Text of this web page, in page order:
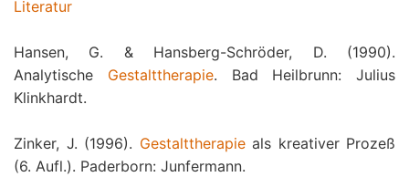
Literatur
Hansen, G. & Hansberg-Schröder, D. (1990).
Analytische Gestalttherapie. Bad Heilbrunn: Julius
Klinkhardt.
Zinker, J. (1996). Gestalttherapieals kreativer Prozeß
(6. Aufl.). Paderborn: Junfermann.